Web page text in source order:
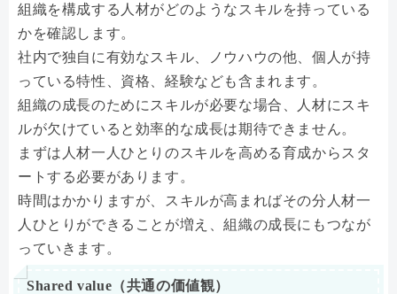
組織を構成する人材がどのようなスキルを持っている
かを確認します。
社内で独自に有効なスキル、ノウハウの他、個人が持
っている特性、資格、経験なども含まれます。
組織の成長のためにスキルが必要な場合、人材にスキ
ルが欠けていると効率的な成長は期待できません。
まずは人材一人ひとりのスキルを高める育成からスタ
ートする必要があります。
時間はかかりますが、スキルが高まればその分人材一
人ひとりができることが増え、組織の成長にもつなが
っていきます。
Shared value（共通の価値観）